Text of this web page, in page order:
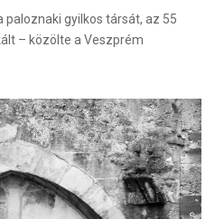
gyilkos társát, az 55
– közölte a Veszprém